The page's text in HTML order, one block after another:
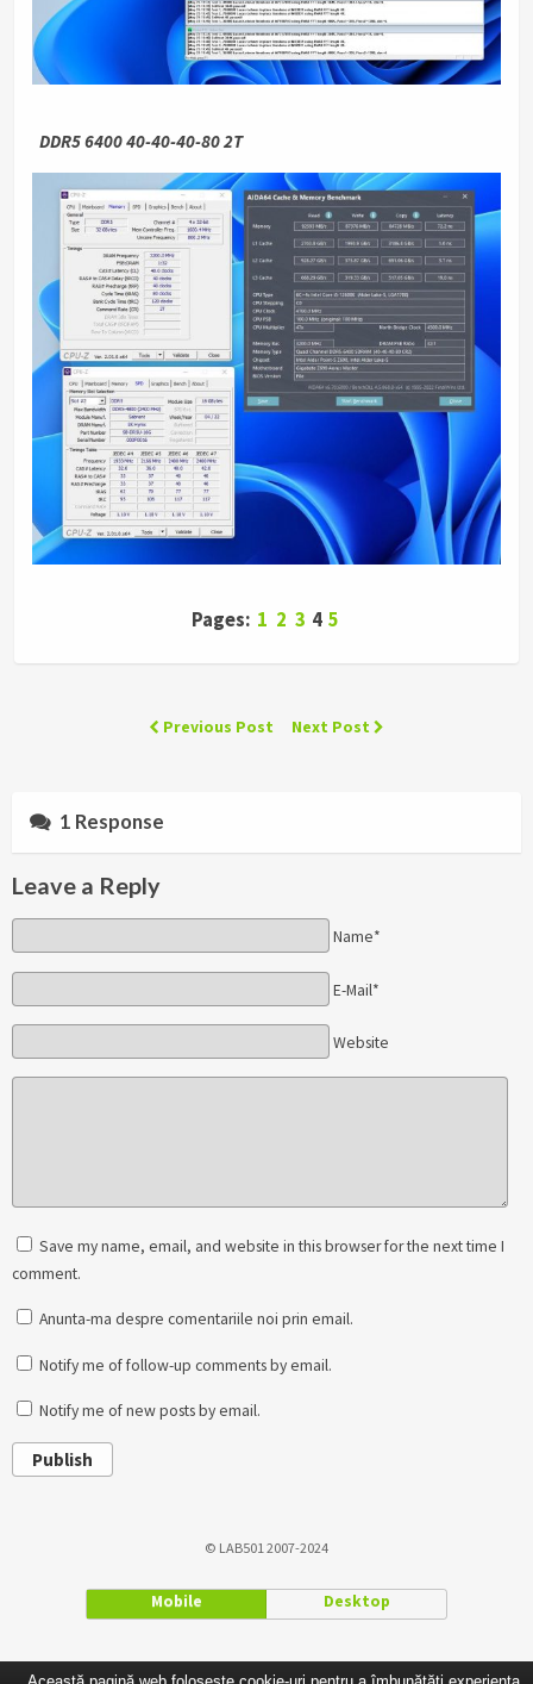
DDR5 6400 40-40-40-80 2T
Pages: 1 2 3 4 5
Previous Post Next Post
1 Response
Leave a Reply
Name*
E-Mail*
Website
Save my name, email, and website in this browser for the next time I
comment.
Anunta-ma despre comentariile noi prin email.
Notify me of follow-up comments by email.
Notify me of new posts by email.
Publish
© LAB501 2007-2024
Mobile Desktop